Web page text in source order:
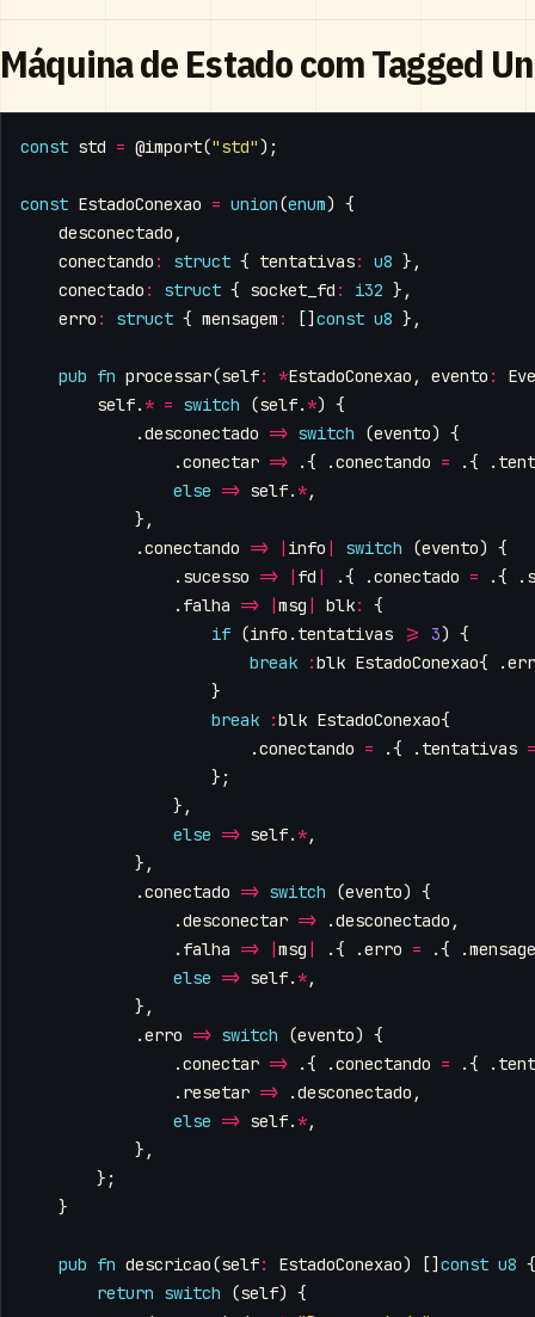
Máquina de Estado com Tagged
const std = @import("std");
const EstadoConexao = union(enum) {
desconectado ,
conectando : struct { tentativas: u8 },
conectado : struct { socket_fd : i32 },
erro : struct { mensagem : [] const u8 },
pub fn processar(self: *EstadoConexao , evento :
self. * = switch (self. *) {
.desconectado => switch (evento) {
.conectar => .{ .conectando = .{ .
else => self. *,
},
.conectando => | info | switch (evento) {
. sucesso => | fd | .{ .conectado = .{ .
. falha => |msg | blk:
{
if (info . tentativas >= 3) {
break
:blk EstadoConexao{ .
}
break
:blk EstadoConexao{
.conectando = .{ . tentativas =
};
},
else => self. *,
},
.conectado => switch (evento) {
.desconectar => .desconectado ,
. falha => |msg | .{ .erro = .{ .
else => self. *,
},
.erro => switch (evento) {
.conectar => .{ .conectando = .{ .
. resetar => .desconectado ,
else => self. *,
},
};
}
pub fn descricao(self: EstadoConexao) [] const u8 {
return switch (self) {